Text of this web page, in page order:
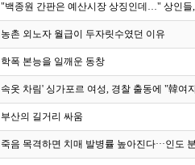
"백종원 간판은 예산시장 상징인데…" 상인
농촌 외노자 월급이 두자릿수였던 이유
학폭 본능을 일깨운 동창
속옷 차림' 싱가포르 여성, 경찰 출동에 "韓여
부산의 길거리 싸움
죽음 목격하면 치매 발병률 높아진다···인도